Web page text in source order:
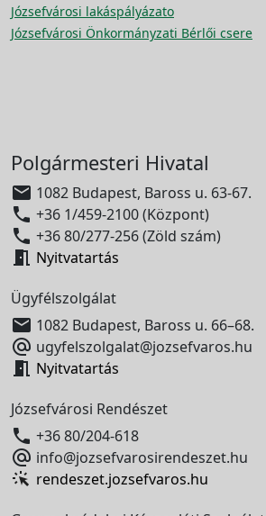
Józsefvárosi lakáspályázato
Józsefvárosi Önkormányzati Bérlői csere
Polgármesteri Hivatal
 1082 Budapest, Baross u. 63-67.
 +36 1/459-2100 (Központ)
 +36 80/277-256 (Zöld szám)
 Nyitvatartás
Ügyfélszolgálat
 1082 Budapest, Baross u. 66–68.
 ugyfelszolgalat@jozsefvaros.hu
 Nyitvatartás
Józsefvárosi Rendészet
 +36 80/204-618
 info@jozsefvarosirendeszet.hu
rendeszet.jozsefvaros.hu